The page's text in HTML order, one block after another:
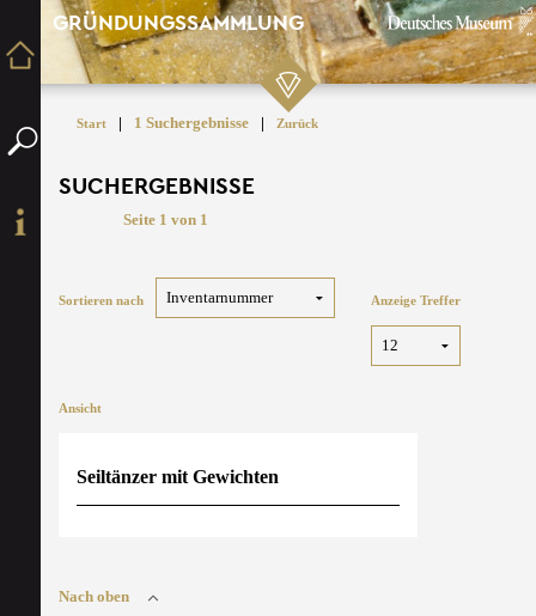
GRÜNDUNGSSAMMLUNG
Start | 1 Suchergebnisse | Zurück
SUCHERGEBNISSE
Seite 1 von 1
Sortieren nach Anzeige Treffer
Ansicht
Seiltänzer mit Gewichten
Nach oben